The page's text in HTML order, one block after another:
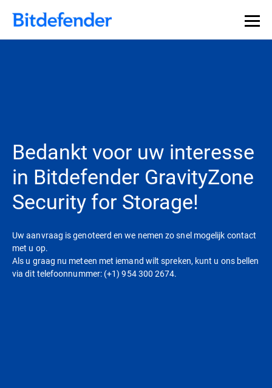
Bedankt voor uw interesse
in Bitdefender GravityZone
Security for Storage!
Uw aanvraag is genoteerd en we nemen zo snel mogelijk contact
met u op.
Als u graag nu meteen met iemand wilt spreken, kunt u ons bellen
via dit telefoonnummer: (+1) 954 300 2674.